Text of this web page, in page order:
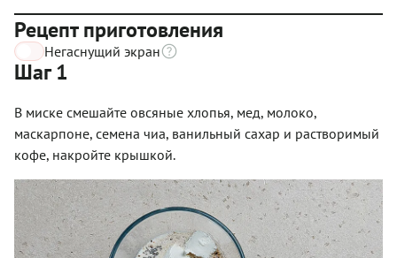
Рецепт приготовления
Негаснущий экран
Шаг 1
В миске смешайте овсяные хлопья, мед, молоко,
маскарпоне, семена чиа, ванильный сахар и растворимый
кофе, накройте крышкой.